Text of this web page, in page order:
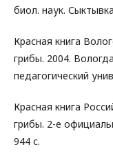
биол. наук.
Красная книга
грибы. 2004.
педагогический
Красная книга
грибы. 2-е
944 с.